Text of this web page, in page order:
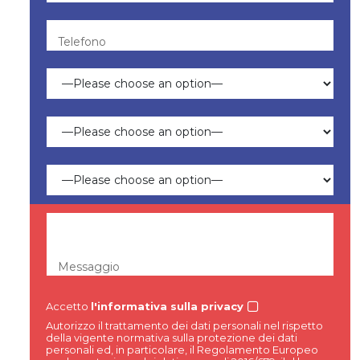
Telefono
Messaggio
Accetto l'informativa sulla privacy
Autorizzo il trattamento dei dati personali nel rispetto
della vigente normativa sulla protezione dei dati
personali ed, in particolare, il Regolamento Europeo